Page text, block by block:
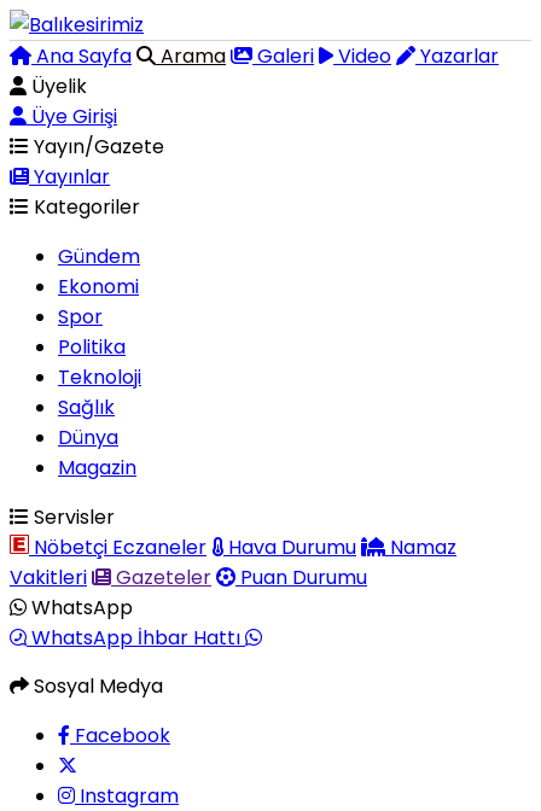
Ana Sayfa Arama Galeri Video
Yazarlar
Üyelik
Üye Girişi
Yayın/Gazete
Yayınlar
Kategoriler
Gündem
Ekonomi
Spor
Politika
Teknoloji
Sağlık
Dünya
Magazin
Servisler
Nöbetçi Eczaneler
Hava Durumu
Namaz
Vakitleri
Gazeteler
Puan Durumu
WhatsApp
WhatsApp İhbar Hattı
Sosyal Medya
Facebook
Instagram